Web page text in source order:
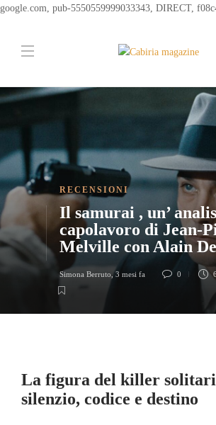
google.com, pub-5550559999033343, DIRECT,
RECENSIONI
Il samurai , un’
capolavoro di Jean-
Melville con Alain
Simona Berruto ,3 mesi fa 0
La figura del killer
silenzio, codice e destino